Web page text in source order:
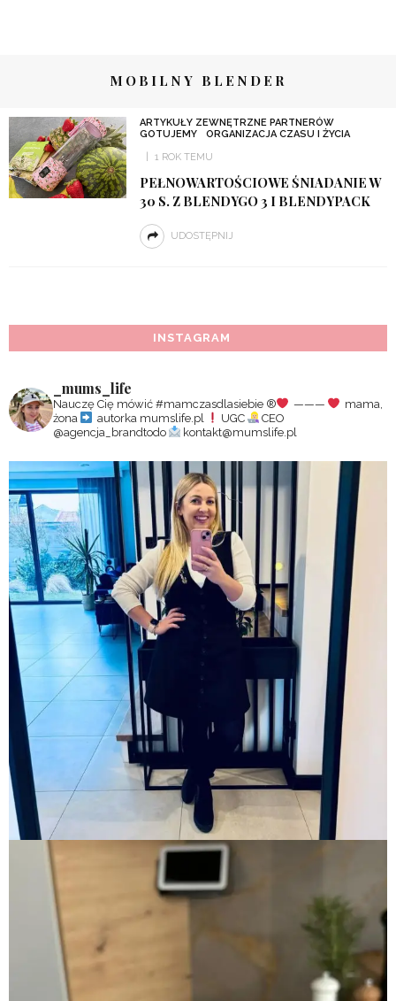
MOBILNY BLENDER
ARTYKUŁY ZEWNĘTRZNE PARTNERÓW
GOTUJEMY
ORGANIZACJA CZASU I ŻYCIA
1 ROK TEMU
PEŁNOWARTOŚCIOWE ŚNIADANIE W
30 S. Z BLENDYGO 3 I BLENDYPACK
UDOSTĘPNIJ
INSTAGRAM
_mums_life
Nauczę Cię mówić #mamczasdlasiebie ®️ ———
mama,
żona
autorka mumslife.pl UGC
CEO
@agencja_brandtodo
kontakt@mumslife.pl